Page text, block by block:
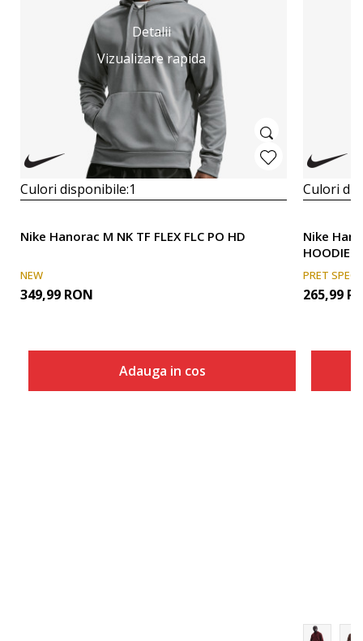
Detalii
Vizualizare rapida
Culori disponibile:1
Nike Hanorac M NK TF FLEX FLC PO HD
NEW
349,99 RON
Adauga in cos
Culori
Nike
HOODIE
PRET
265,99